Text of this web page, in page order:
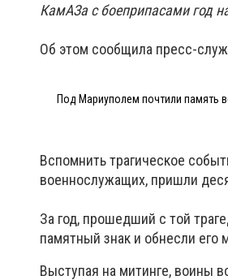
КамАЗа с боеприпасами год
Об этом сообщила пресс-
Под Мариуполем почтили память
Вспомнить трагическое
военнослужащих, пришли
За год, прошедший с той
памятный знак и обнесли его
Выступая на митинге, воины